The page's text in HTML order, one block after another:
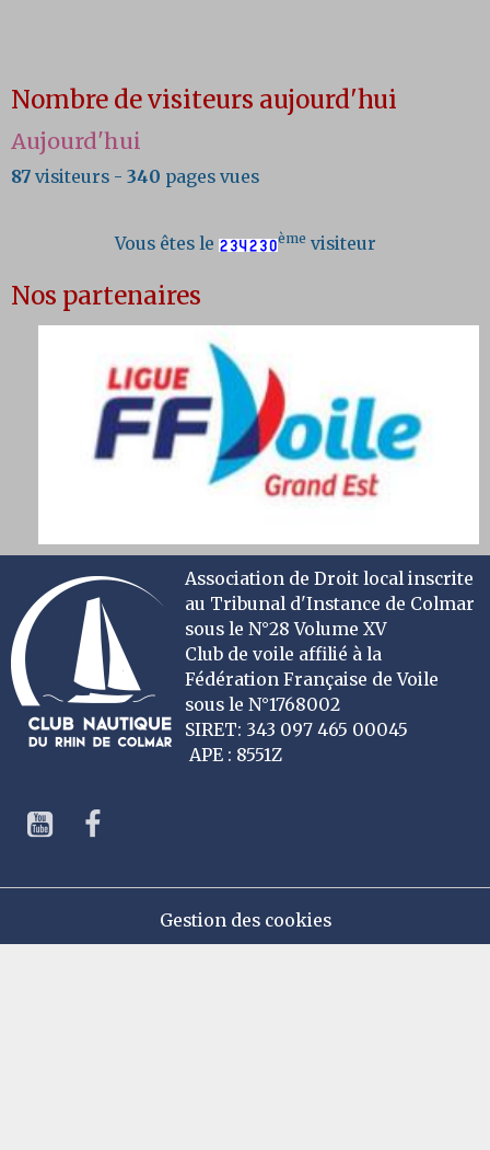
Nombre de visiteurs aujourd'hui
Aujourd'hui
87 visiteurs - 340 pages vues
Vous êtes le ème visiteur
Nos partenaires
Association de Droit local inscrite
au Tribunal d'Instance de Colmar
sous le N°28 Volume XV
Club de voile affilié à la
Fédération Française de Voile
sous le N°1768002
SIRET: 343 097 465 00045
APE : 8551Z
Gestion des cookies